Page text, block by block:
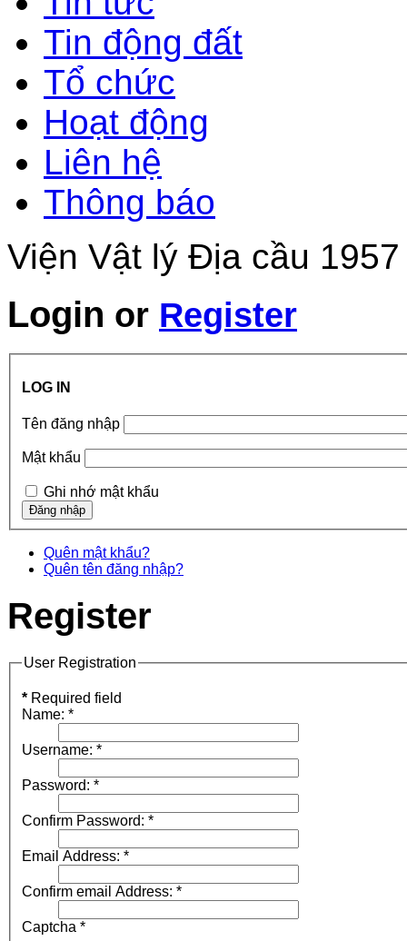
Tin động đất
Tổ chức
Hoạt động
Liên hệ
Thông báo
Viện Vật lý Địa cầu
Login or Register
LOG IN
Tên đăng nhập
Mật khẩu
Ghi nhớ mật khẩu
Quên mật khẩu?
Quên tên đăng nhập?
Register
User Registration
* Required field
Name: *
Username: *
Password: *
Confirm Password: *
Email Address: *
Confirm email Address: *
Captcha *